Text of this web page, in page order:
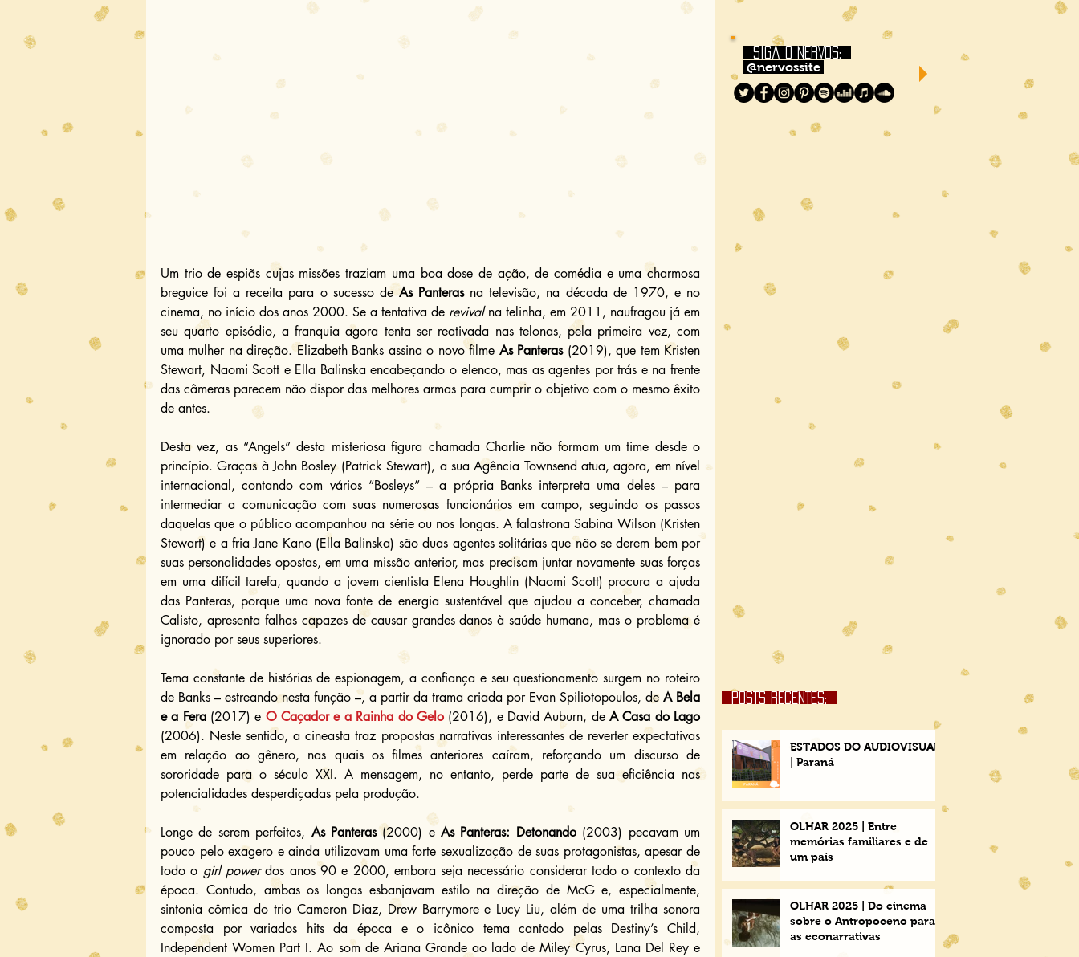
Um trio de espiãs cujas missões traziam uma boa dose de ação, de comédia e uma charmosa
breguice foi a receita para o sucesso de As Panteras na televisão, na década de 1970, e no
cinema, no início dos anos 2000. Se a tentativa de revival na telinha, em 2011, naufragou já em
seu quarto episódio, a franquia agora tenta ser reativada nas telonas, pela primeira vez, com
uma mulher na direção. Elizabeth Banks assina o novo filme As Panteras (2019), que tem Kristen
Stewart, Naomi Scott e Ella Balinska encabeçando o elenco, mas as agentes por trás e na frente
das câmeras parecem não dispor das melhores armas para cumprir o objetivo com o mesmo êxito
de antes.
Desta vez, as “Angels” desta misteriosa figura chamada Charlie não formam um time desde o
princípio. Graças à John Bosley (Patrick Stewart), a sua Agência Townsend atua, agora, em nível
internacional, contando com vários “Bosleys” – a própria Banks interpreta uma deles – para
intermediar a comunicação com suas numerosas funcionários em campo, seguindo os passos
daquelas que o público acompanhou na série ou nos longas. A falastrona Sabina Wilson (Kristen
Stewart) e a fria Jane Kano (Ella Balinska) são duas agentes solitárias que não se derem bem por
suas personalidades opostas, em uma missão anterior, mas precisam juntar novamente suas forças
em uma difícil tarefa, quando a jovem cientista Elena Houghlin (Naomi Scott) procura a ajuda
das Panteras, porque uma nova fonte de energia sustentável que ajudou a conceber, chamada
Calisto, apresenta falhas capazes de causar grandes danos à saúde humana, mas o problema é
ignorado por seus superiores.
Tema constante de histórias de espionagem, a confiança e seu questionamento surgem no roteiro
de Banks – estreando nesta função –, a partir da trama criada por Evan Spiliotopoulos, de A Bela
e a Fera (2017) e O Caçador e a Rainha do Gelo (2016), e David Auburn, de A Casa do Lago
(2006). Neste sentido, a cineasta traz propostas narrativas interessantes de reverter expectativas
em relação ao gênero, nas quais os filmes anteriores caíram, reforçando um discurso de
sororidade para o século XXI. A mensagem, no entanto, perde parte de sua eficiência nas
potencialidades desperdiçadas pela produção.
Longe de serem perfeitos, As Panteras (2000) e As Panteras: Detonando (2003) pecavam um
pouco pelo exagero e ainda utilizavam uma forte sexualização de suas protagonistas, apesar de
todo o girl power dos anos 90 e 2000, embora seja necessário considerar todo o contexto da
época. Contudo, ambas os longas esbanjavam estilo na direção de McG e, especialmente,
sintonia cômica do trio Cameron Diaz, Drew Barrymore e Lucy Liu, além de uma trilha sonora
composta por variados hits da época e o icônico tema cantado pelas Destiny’s Child,
Independent Women Part I. Ao som de Ariana Grande ao lado de Miley Cyrus, Lana Del Rey e
siga o NERVOS:
@nervossite
POSTS RECENTES;
ESTADOS DO AUDIOVISUAL
| Paraná
OLHAR 2025 | Entre
memórias familiares e de
um país
OLHAR 2025 | Do cinema
sobre o Antropoceno para
as econarrativas